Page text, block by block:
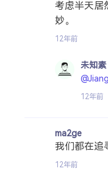
考虑半天居
妙。
12年前
未知素
12年前
ma2ge
我们都在追
12年前